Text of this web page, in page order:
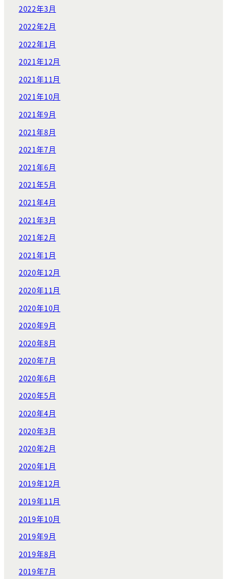
2022年3月
2022年2月
2022年1月
2021年12月
2021年11月
2021年10月
2021年9月
2021年8月
2021年7月
2021年6月
2021年5月
2021年4月
2021年3月
2021年2月
2021年1月
2020年12月
2020年11月
2020年10月
2020年9月
2020年8月
2020年7月
2020年6月
2020年5月
2020年4月
2020年3月
2020年2月
2020年1月
2019年12月
2019年11月
2019年10月
2019年9月
2019年8月
2019年7月